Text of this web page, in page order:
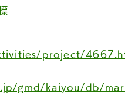
project/
gmd/kaiyou/db/